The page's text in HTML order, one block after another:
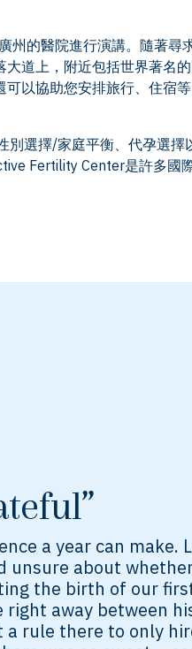
州的醫院進行演講。隨著尋
道上，附近包括世界著名
以協助您安排旅行、住宿
選擇/家庭平衡、代孕選
Fertility Center是許多國
a year can make.
unsure about
the birth of our
away between
rule there to only